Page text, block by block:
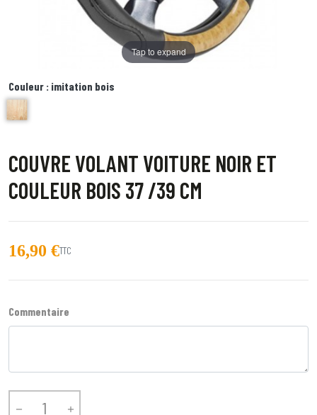
Tap to expand
Couleur : imitation bois
imitation bois
COUVRE VOLANT VOITURE NOIR ET
COULEUR BOIS 37 /39 CM
16,90 €TTC
Commentaire
 